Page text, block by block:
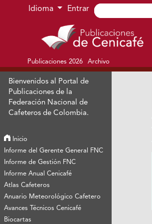
Ir al menú de navegación principal
Ir al contenido principal
Ir al pie de página del sitio
Idioma Entrar
Publicaciones 2026 Archivo
Bienvenidos al Portal de
Publicaciones de la
Federación Nacional de
Cafeteros de Colombia.
Inicio
Informe del Gerente General FNC
Informe de Gestión FNC
Informe Anual Cenicafé
Atlas Cafeteros
Anuario Meteorológico Cafetero
Avances Técnicos Cenicafé
Biocartas